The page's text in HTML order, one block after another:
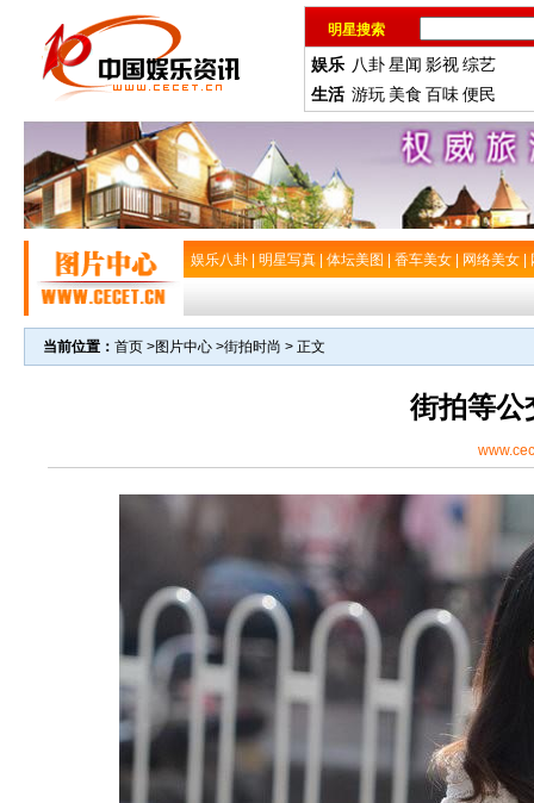
明星搜索
娱乐 八卦星闻 影视综艺
生活 游玩 美食 百味便民
娱乐八卦 明星写真 体坛美图 香车美女 网络美女
当前位置： 首页 >图片中心 >街拍时尚 > 正文
街拍等公